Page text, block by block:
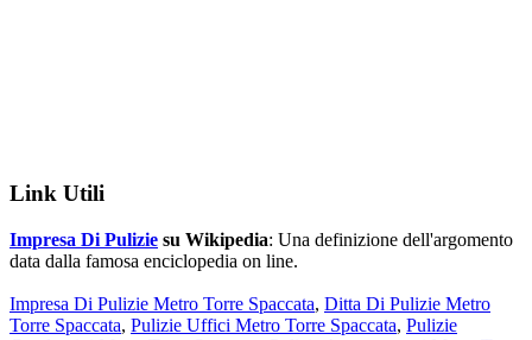
Link Utili
Impresa Di Pulizie su Wikipedia: Una definizione dell'argomento
data dalla famosa enciclopedia on line.
Impresa Di Pulizie Metro Torre Spaccata, Ditta Di Pulizie Metro
Torre Spaccata, Pulizie Uffici Metro Torre Spaccata, Pulizie